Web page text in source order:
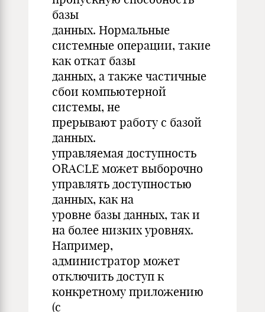
базы
данных. Нормальные
системные операции, такие
как откат базы
данных, а также частичные
сбои компьютерной
системы, не
прерывают работу с базой
данных.
управляемая доступность
ORACLE может выборочно
управлять доступностью
данных, как на
уровне базы данных, так и
на более низких уровнях.
Например,
администратор может
отключить доступ к
конкретному приложению
(с